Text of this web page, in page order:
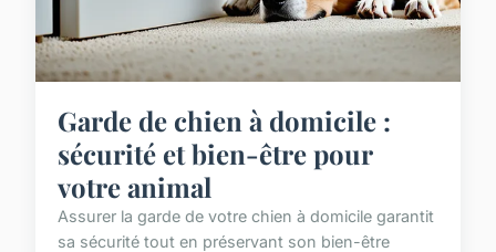
Garde de chien à domicile :
sécurité et bien-être pour
votre animal
Assurer la garde de votre chien à domicile garantit
sa sécurité tout en préservant son bien-être